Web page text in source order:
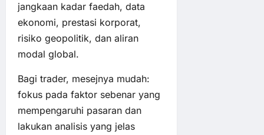
jangkaan kadar faedah, data
ekonomi, prestasi korporat,
risiko geopolitik, dan aliran
modal global.
Bagi trader, mesejnya mudah:
fokus pada faktor sebenar yang
mempengaruhi pasaran dan
lakukan analisis yang jelas